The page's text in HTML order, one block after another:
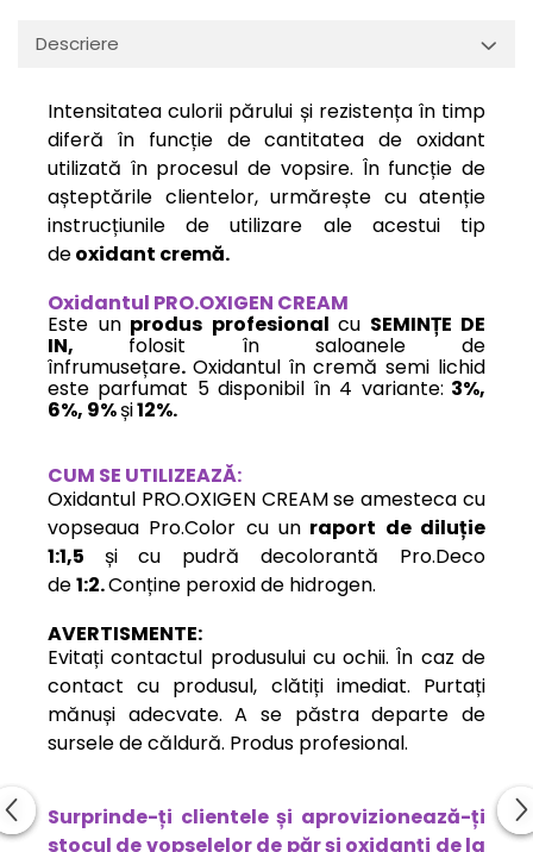
Descriere
Intensitatea culorii părului și rezistența în timp
diferă în funcție de cantitatea de oxidant
utilizată în procesul de vopsire. În funcție de
așteptările clientelor, urmărește cu atenție
instrucțiunile de utilizare ale acestui tip
deoxidant cremă.
Oxidantul PRO.OXIGEN CREAM
Este unprodus profesional cu SEMINȚE DE
IN, folosit în saloanele de
înfrumusețare. Oxidantul în cremă semi lichid
este parfumat 5 disponibil în 4 variante: 3%,
6%, 9%și12%.
CUM SE UTILIZEAZĂ:
Oxidantul PRO.OXIGEN CREAM se amesteca cu
vopseaua Pro.Color cu un raport de diluție
1:1,5
și
cu pudră decolorantă Pro.Deco
de1:2.Conține peroxid de hidrogen.
AVERTISMENTE:
Evitați contactul produsului cu ochii. În caz de
contact cu produsul, clătiți imediat. Purtați
mănuși adecvate. A se păstra departe de
sursele de căldură. Produs profesional.
Surprinde-ți clientele și aprovizionează-ți
stocul de vopselelor de păr și oxidanți de la